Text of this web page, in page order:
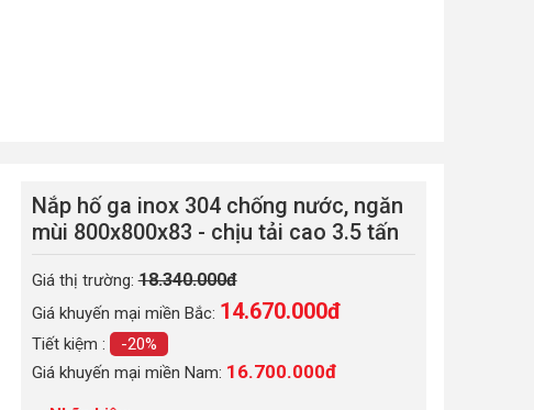
Nắp hố ga inox 304 chống nước, ngăn
mùi 800x800x83 - chịu tải cao 3.5 tấn
Giá thị trường:18.340.000đ
Giá khuyến mại miền Bắc: 14.670.000đ
Tiết kiệm :
-20%
Giá khuyến mại miền Nam: 16.700.000đ